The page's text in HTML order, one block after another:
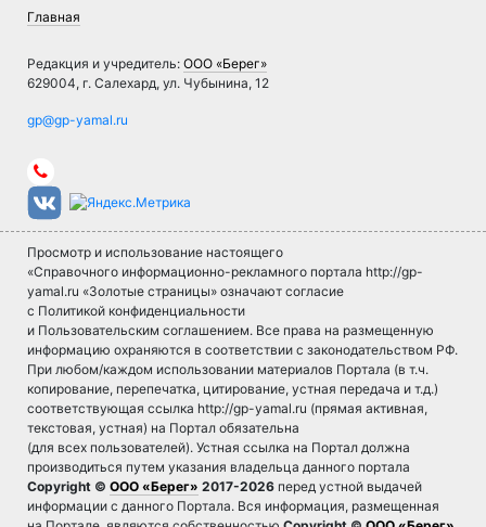
Главная
Редакция и учредитель: ООО «Берег»
629004, г. Салехард, ул. Чубынина, 12
Просмотр и использование настоящего
«Справочного информационно-рекламного портала http://gp-
yamal.ru «Золотые страницы» означают согласие
с Политикой конфиденциальности
и Пользовательским соглашением. Все права на размещенную
информацию охраняются в соответствии с законодательством РФ.
При любом/каждом использовании материалов Портала (в т.ч.
копирование, перепечатка, цитирование, устная передача и т.д.)
соответствующая ссылка http://gp-yamal.ru (прямая активная,
текстовая, устная) на Портал обязательна
(для всех пользователей). Устная ссылка на Портал должна
производиться путем указания владельца данного портала
Copyright © ООО «Берег» 2017-2026 перед устной выдачей
информации с данного Портала. Вся информация, размещенная